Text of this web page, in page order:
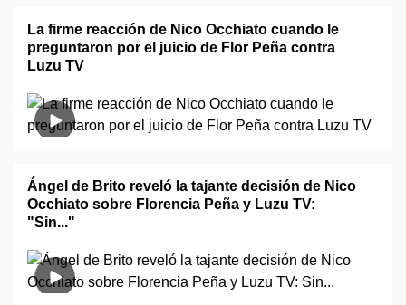
La firme reacción de Nico Occhiato cuando le
preguntaron por el juicio de Flor Peña contra
Luzu TV
Ángel de Brito reveló la tajante decisión de Nico
Occhiato sobre Florencia Peña y Luzu TV:
"Sin..."